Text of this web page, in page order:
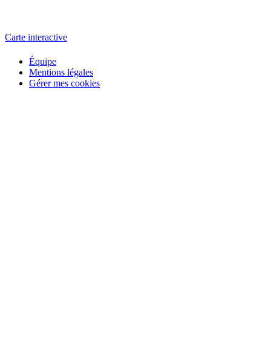
Carte interactive
Équipe
Mentions légales
Gérer mes cookies